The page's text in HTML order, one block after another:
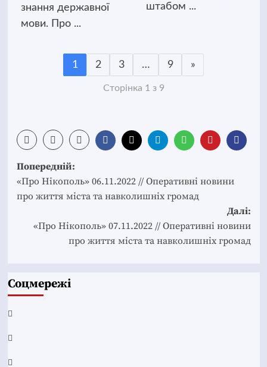
знання державної
мови. Про ...
штабом ...
1 2 3 … 9 »
Сторінка 1 з 9
Post
navigation
Попередній:
«Про Нікополь» 06.11.2022 // Оперативні новини
про життя міста та навколишніх громад
Далі:
«Про Нікополь» 07.11.2022 // Оперативні новини
про життя міста та навколишніх громад
Соцмережі
Facebook
YouTube
Telegram